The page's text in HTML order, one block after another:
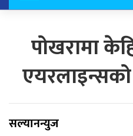
पोखरामा
एयरलाइन्सको
सल्यानन्युज